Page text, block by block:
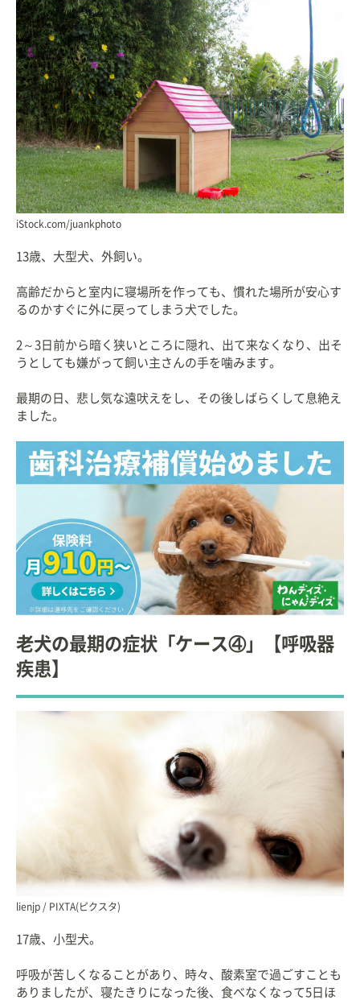
iStock.com/juankphoto
13歳、大型犬、外飼い。
高齢だからと室内に寝場所を作っても、慣れた場所が安心す
るのかすぐに外に戻ってしまう犬でした。
2～3日前から暗く狭いところに隠れ、出て来なくなり、出そ
うとしても嫌がって飼い主さんの手を噛みます。
最期の日、悲し気な遠吠えをし、その後しばらくして息絶え
ました。
老犬の最期の症状「ケース④」【呼吸器
疾患】
lienjp / PIXTA(ピクスタ)
17歳、小型犬。
呼吸が苦しくなることがあり、時々、酸素室で過ごすことも
ありましたが、寝たきりになった後、食べなくなって5日ほ